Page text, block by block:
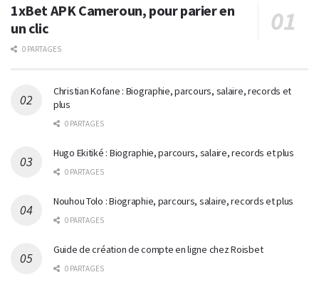
1xBet APK Cameroun, pour parier en
un clic
0 PARTAGES
Christian Kofane : Biographie, parcours, salaire, records et
plus
0 PARTAGES
Hugo Ekitiké : Biographie, parcours, salaire, records et plus
0 PARTAGES
Nouhou Tolo : Biographie, parcours, salaire, records et plus
0 PARTAGES
Guide de création de compte en ligne chez Roisbet
0 PARTAGES